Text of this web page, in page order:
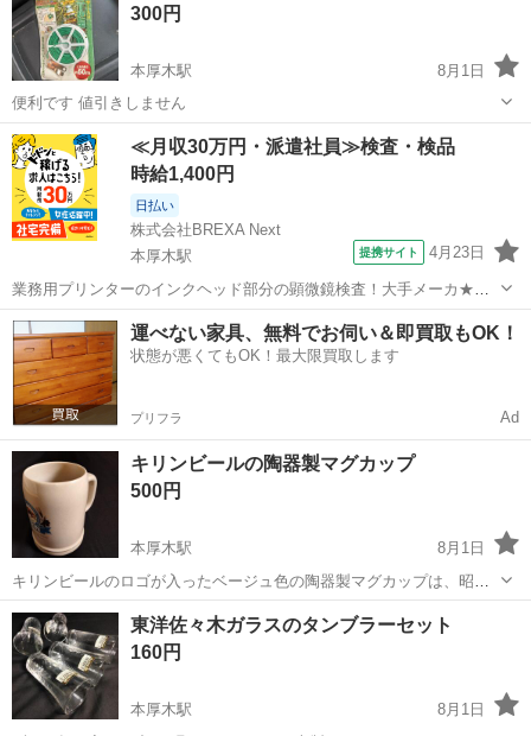
円ほど...
300円
本厚木駅
8月1日
便利です 値引きしません
神奈川 厚木市 本厚木駅 生活雑貨 ビニール
≪月収30万円・派遣社員≫検査・検品
時給1,400円
日払い
株式会社BREXA Next
本厚木駅
提携サイト 4月23日
業務用プリンターのインクヘッド部分の顕微鏡検査！大手メーカ★事
前の工場見学OK！自社正社員登用制度あり！20代～40代の幅広い年齢
の男女活躍中♪カップルや友達同士での応募もOK♪格安の社員食堂利用
OK！《神奈川県厚木市》 ...
神奈川 厚木市 本厚木駅 その他
運べない家具、無料でお伺い＆即買取もOK！
状態が悪くてもOK！最大限買取します
プリフラ Ad
キリンビールの陶器製マグカップ
500円
本厚木駅
8月1日
キリンビールのロゴが入ったベージュ色の陶器製マグカップは、昭和
レトロな雰囲気が特徴のコレクターズアイテムです。サイズは高さ約
12.5cm、飲み口の直径約8cm、底の直径は約9.5cmです。 ※使用感あ
りますが インテリア、 ...
神奈川 厚木市 本厚木駅
東洋佐々木ガラスのタンブラーセット
160円
本厚木駅
8月1日